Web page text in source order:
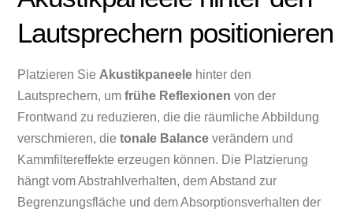
Lautsprechern positionieren
Platzieren Sie Akustikpaneele hinter den
Lautsprechern, umfrühe Reflexionen von der
Frontwand zu reduzieren, die die räumliche Abbildung
verschmieren, dietonale Balance verändern und
Kammfiltereffekte erzeugen können. Die Platzierung
hängt vom Abstrahlverhalten, dem Abstand zur
Begrenzungsfläche und dem Absorptionsverhalten der